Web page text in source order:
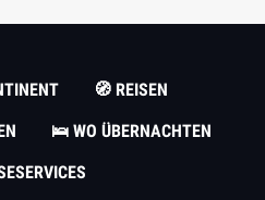
🧭 REISEN
🛌 WO ÜBERNACHTEN